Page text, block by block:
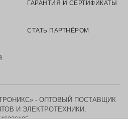
ГАРАНТИЯ И СЕРТИФИКАТЫ
СТАТЬ ПАРТНЁРОМ
- ОПТОВЫЙ ПОСТАВЩИК
И ЭЛЕКТРОТЕХНИКИ.